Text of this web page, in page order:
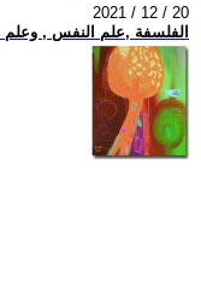
2021 / 12 / 20
الفلسفة ,علم النفس , وعلم